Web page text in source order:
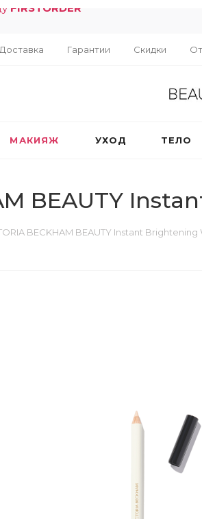
FIRSTORDER
Доставка Гарантии Скидки
МАКИЯЖ УХОД ТЕЛО
BEAUTY
BECKHAM BEAUTY Instant